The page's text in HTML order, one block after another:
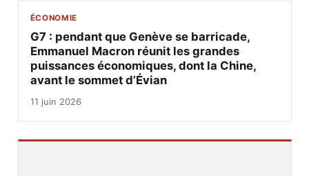
ÉCONOMIE
G7 : pendant que Genève se barricade,
Emmanuel Macron réunit les grandes
puissances économiques, dont la Chine,
avant le sommet d’Évian
11 juin 2026